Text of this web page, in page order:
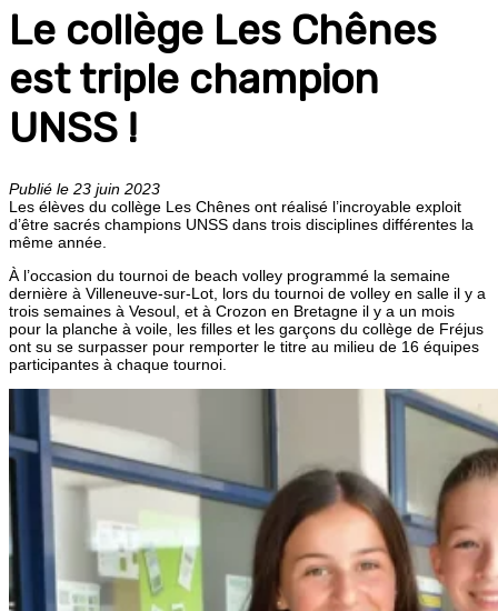
Le collège Les Chênes
est triple champion
UNSS !
Publié le 23 juin 2023
Les élèves du collège Les Chênes ont réalisé l’incroyable exploit
d’être sacrés champions UNSS dans trois disciplines différentes la
même année.
À l’occasion du tournoi de beach volley programmé la semaine
dernière à Villeneuve-sur-Lot, lors du tournoi de volley en salle il y a
trois semaines à Vesoul, et à Crozon en Bretagne il y a un mois
pour la planche à voile, les filles et les garçons du collège de Fréjus
ont su se surpasser pour remporter le titre au milieu de 16 équipes
participantes à chaque tournoi.